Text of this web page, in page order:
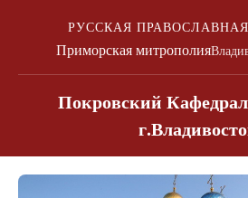
РУССКАЯ
Приморская митрополия
Покровский